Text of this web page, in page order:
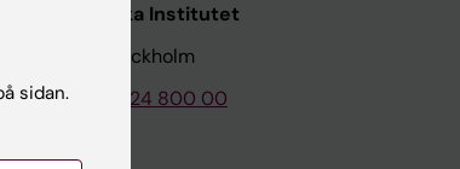
Karolinska Institutet
171 77 Stockholm
Tel: 08-524 800 00
sidan.